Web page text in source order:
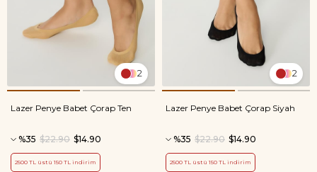
2
Lazer Penye Babet Çorap Ten
%35 $14.90
$22.90
2500 TL üstü 150 TL indirim
2
Lazer Penye Babet Çorap Siyah
%35 $14.90
$22.90
2500 TL üstü 150 TL indirim